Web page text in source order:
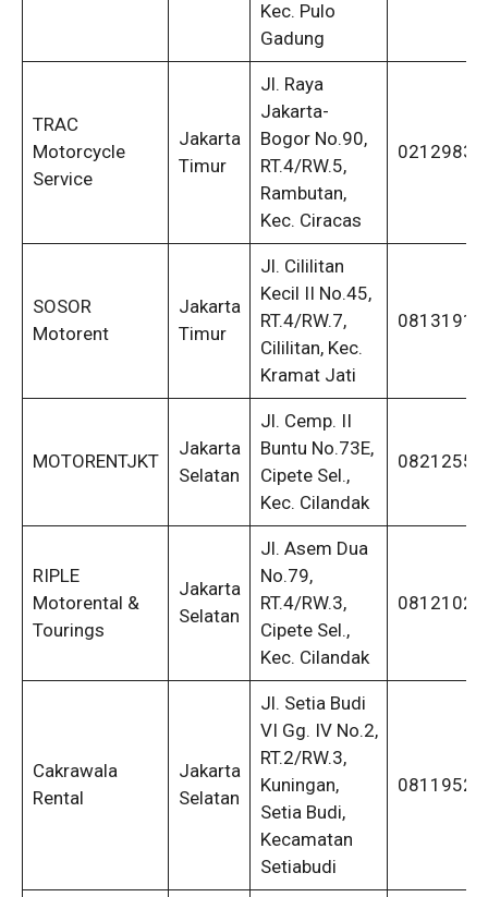
Kec. Pulo
Gadung
TRAC
Motorcycle
Service
Jakarta
Timur
Jl. Raya
Jakarta-
Bogor No.90,
RT.4/RW.5,
Rambutan,
Kec. Ciracas
SOSOR
Motorent
Jakarta
Timur
Jl. Cililitan
Kecil II No.45,
RT.4/RW.7,
Cililitan, Kec.
Kramat Jati
MOTORENTJKT
Jakarta
Selatan
Jl. Cemp. II
Buntu No.73E,
Cipete Sel.,
Kec. Cilandak
RIPLE
Motorental &
Tourings
Jakarta
Selatan
Jl. Asem Dua
No.79,
RT.4/RW.3,
Cipete Sel.,
Kec. Cilandak
Cakrawala
Rental
Jakarta
Selatan
Jl. Setia Budi
VI Gg. IV No.2,
RT.2/RW.3,
Kuningan,
Setia Budi,
Kecamatan
Setiabudi